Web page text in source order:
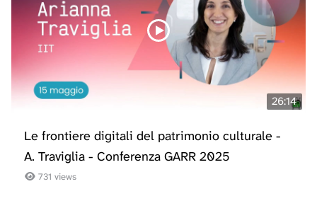
26:14
Le frontiere digitali del patrimonio culturale -
A. Traviglia - Conferenza GARR 2025
731 views